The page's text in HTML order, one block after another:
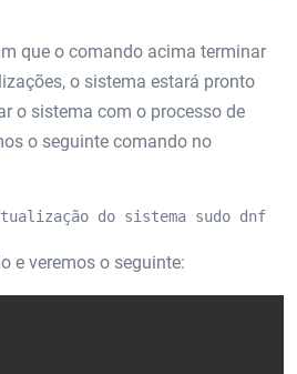
que o comando acima terminar
o sistema estará pronto
o sistema com o processo de
o seguinte comando no
do sistema sudo dnf
e veremos o seguinte: